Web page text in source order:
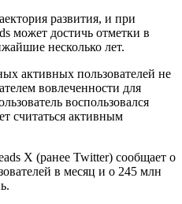
развития, и при
может достичь отметки в
несколько лет.
активных пользователей не
вовлеченности для
воспользовался
считаться активным
X (ранее Twitter) сообщает о
в месяц и о 245 млн